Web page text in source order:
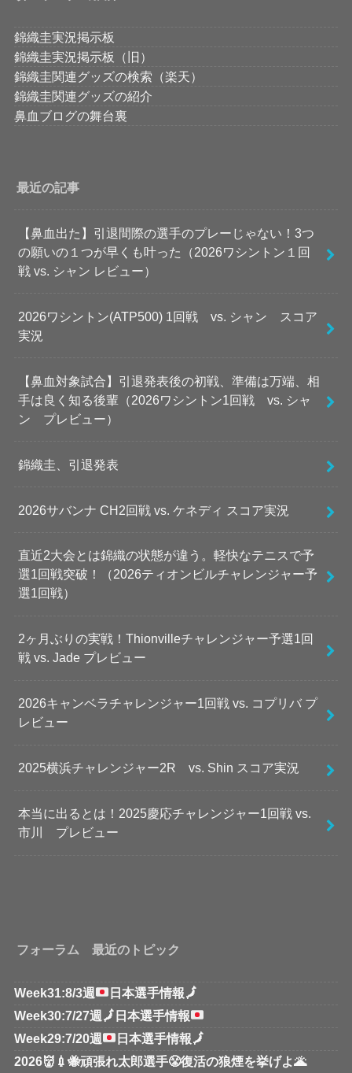
錦織圭実況掲示板
錦織圭実況掲示板（旧）
錦織圭関連グッズの検索（楽天）
錦織圭関連グッズの紹介
鼻血ブログの舞台裏
最近の記事
【鼻血出た】引退間際の選手のプレーじゃない！3つ
の願いの１つが早くも叶った（2026ワシントン１回
戦 vs. シャン レビュー）
2026ワシントン(ATP500) 1回戦 vs. シャン スコア
実況
【鼻血対象試合】引退発表後の初戦、準備は万端、相
手は良く知る後輩（2026ワシントン1回戦 vs. シャ
ン プレビュー）
錦織圭、引退発表
2026サバンナ CH2回戦 vs. ケネディ スコア実況
直近2大会とは錦織の状態が違う。軽快なテニスで予
選1回戦突破！（2026ティオンビルチャレンジャー予
選1回戦）
2ヶ月ぶりの実戦！Thionvilleチャレンジャー予選1回
戦 vs. Jade プレビュー
2026キャンベラチャレンジャー1回戦 vs. コプリバ プ
レビュー
2025横浜チャレンジャー2R vs. Shin スコア実況
本当に出るとは！2025慶応チャレンジャー1回戦 vs.
市川 プレビュー
フォーラム 最近のトピック
Week31:8/3週 日本選手情報🗾
Week30:7/27週 🗾 日本選手情報
Week29:7/20週
日本選手情報🗾
2026👹💉🐝頑張れ太郎選手😤復活の狼煙を挙げよ🌋